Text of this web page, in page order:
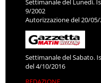
Settimanale del Lunedì.
9/2002
Autorizzazione del 20/05/
Settimanale del Sabato.
del 4/10/2016